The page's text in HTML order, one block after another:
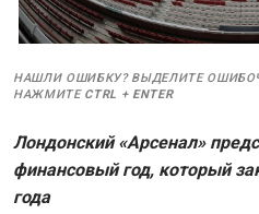
НАШЛИ ОШИБКУ? ВЫДЕЛИТЕ
НАЖМИТЕ CTRL + ENTER
Лондонский «Арсенал»
финансовый год, который
года